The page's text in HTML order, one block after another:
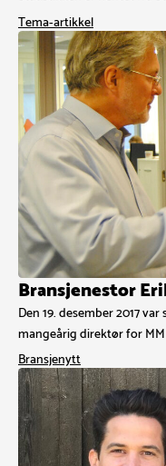
Tema-artikkel
Bransjenestor
Den 19. desember 2017
mangeårig direktør for
Bransjenytt